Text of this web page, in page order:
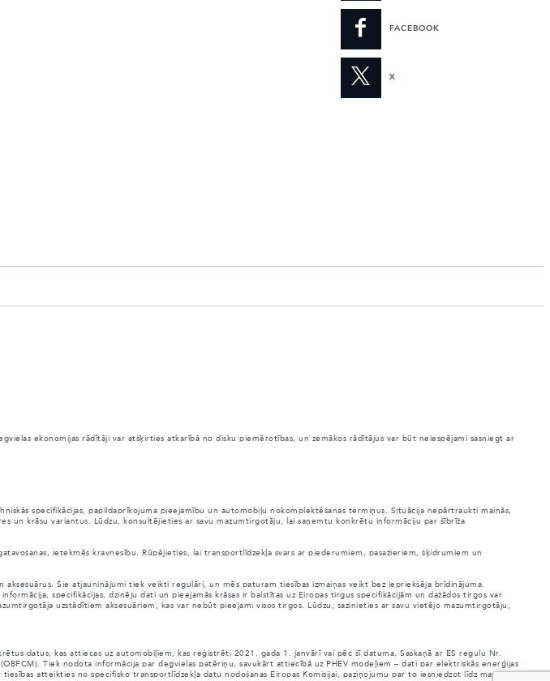
FACEBOOK
X
ekonomijas rādītāji var atšķirties atkarībā no disku piemērotības, un zemākos rādītājus var būt neiespējami sasniegt ar
specifikācijas, papildaprīkojuma pieejamību un automobiļu nokomplektēšanas termiņus. Situācija nepārtraukti mainās,
un krāsu variantus. Lūdzu, konsultējieties ar savu mazumtirgotāju, lai saņemtu konkrētu informāciju par šībrīža
ietekmēs kravnesību. Rūpējieties, lai transportlīdzekļa svars ar piederumiem, pasažieriem, šķidrumiem un
Šie atjauninājumi tiek veikti regulāri, un mēs paturam tiesības izmaiņas veikt bez iepriekšēja brīdinājuma.
specifikācijas, dzinēju dati un pieejamās krāsas ir balstītas uz Eiropas tirgus specifikācijām un dažādos tirgos var
uzstādītiem aksesuāriem, kas var nebūt pieejami visos tirgos. Lūdzu, sazinieties ar savu vietējo mazumtirgotāju,
datus, kas attiecas uz automobiļiem, kas reģistrēti 2021. gada 1. janvārī vai pēc šī datuma. Saskaņā ar ES regulu Nr.
Tiek nodota informācija par degvielas patēriņu, savukārt attiecībā uz PHEV modeļiem – dati par elektriskās enerģijas
tiesības atteikties no specifisko transportlīdzekļa datu nodošanas Eiropas Komisijai, paziņojumu par to iesniedzot līdz marta